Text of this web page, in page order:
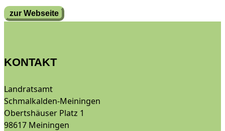
zur Webseite
KONTAKT
Landratsamt
Schmalkalden-Meiningen
Obertshäuser Platz 1
98617 Meiningen